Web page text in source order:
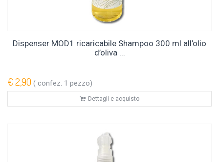
Dispenser MOD1 ricaricabile Shampoo 300 ml all’olio
d’oliva ...
€ 2,90 ( confez. 1 pezzo)
Dettagli e acquisto